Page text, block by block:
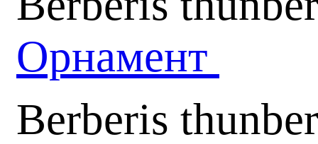
Орнамент
Berberis